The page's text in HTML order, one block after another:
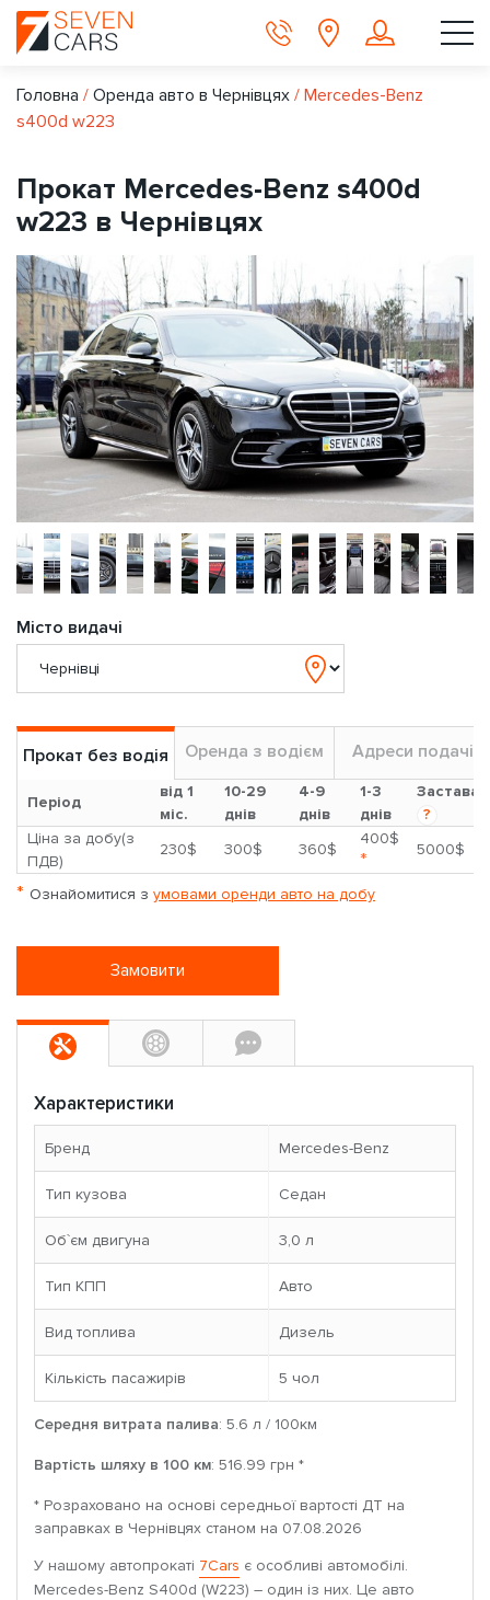
Головна / Оренда авто в Чернівцях / Mercedes-Benz
s400d w223
Прокат Mercedes-Benz s400d
w223 в Чернівцях
Місто видачі
Прокат без водія Оренда з водієм Адреси подачі
Період
від 1
міс.
10-29
днів
4-9
днів
1-3
днів
Застава
?
Ціна за добу(з
ПДВ)
230$ 300$ 360$
400$
* 5000$
* Ознайомитися з умовами оренди авто на добу
Замовити
Характеристики
Бренд Mercedes-Benz
Тип кузова Седан
Об`єм двигуна 3,0 л
Тип КПП Авто
Вид топлива Дизель
Кількість пасажирів 5 чoл
Середня витрата палива: 5.6 л / 100км
Вартість шляху в 100 км: 516.99 грн *
* Розраховано на основі середньої вартості ДТ на
заправках в Чернівцях станом на 07.08.2026
У нашому автопрокаті 7Cars є особливі автомобілі.
Mercedes-Benz S400d (W223) – один із них. Це авто